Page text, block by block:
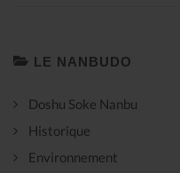
LE NANBUDO
Doshu Soke Nanbu
Historique
Environnement